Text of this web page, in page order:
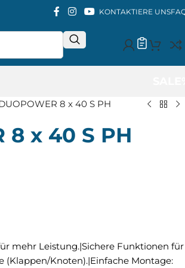
KONTAKTIERE UNS
8 x 40 S PH
8 x 40 S PH
mehr Leistung.|Sichere Funktionen für
(Klappen/Knoten).|Einfache Montage: